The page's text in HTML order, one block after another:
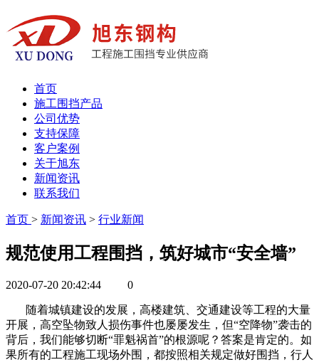
首页
施工围挡产品
公司优势
支持保障
客户案例
关于旭东
新闻资讯
联系我们
首页 > 新闻资讯 > 行业新闻
规范使用工程围挡，筑好城市“安全墙”
2020-07-20 20:42:44 0
随着城镇建设的发展，高楼建筑、交通建设等工程的大量
开展，高空坠物致人损伤事件也屡屡发生，但“空降物”袭击的
背后，我们能够切断“罪魁祸首”的根源呢？答案是肯定的。如
果所有的工程施工现场外围，都按照相关规定做好围挡，行人